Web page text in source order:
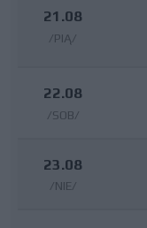
21.08
/PIĄ/
22.08
/SOB/
23.08
/NIE/